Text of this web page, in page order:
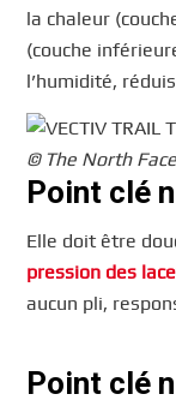
la chaleur
(couche
l’humidité,
© The North Face
Point clé
Elle doit être
pression des
aucun pli,
Point clé